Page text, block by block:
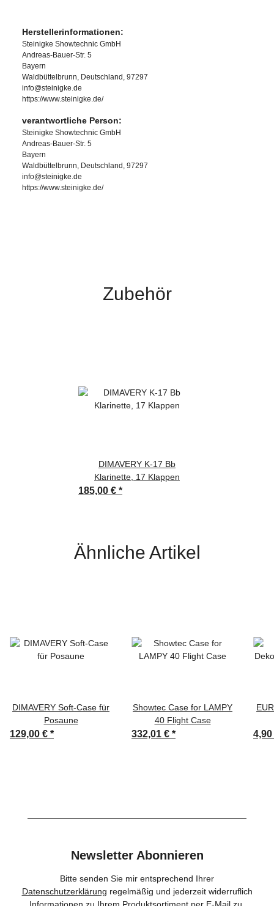
Herstellerinformationen:
Steinigke Showtechnic GmbH
Andreas-Bauer-Str. 5
Bayern
Waldbüttelbrunn, Deutschland, 97297
info@steinigke.de
https://www.steinigke.de/
verantwortliche Person:
Steinigke Showtechnic GmbH
Andreas-Bauer-Str. 5
Bayern
Waldbüttelbrunn, Deutschland, 97297
info@steinigke.de
https://www.steinigke.de/
Zubehör
DIMAVERY K-17 Bb
Klarinette, 17 Klappen
185,00 € *
Ähnliche Artikel
DIMAVERY Soft-Case für
Posaune
129,00 € *
Showtec Case for LAMPY
40 Flight Case
332,01 € *
Newsletter Abonnieren
Bitte senden Sie mir entsprechend Ihrer
Datenschutzerklärung regelmäßig und jederzeit widerruflich